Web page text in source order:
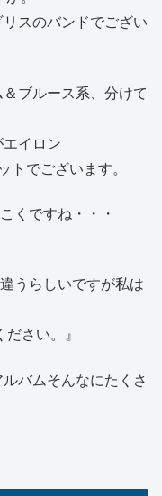
スのバンドでござい
ブルース系、分けて
イロン
トでございます。
くですね・・・
うらしいですが私は
さい。』
バムそんなにたくさ